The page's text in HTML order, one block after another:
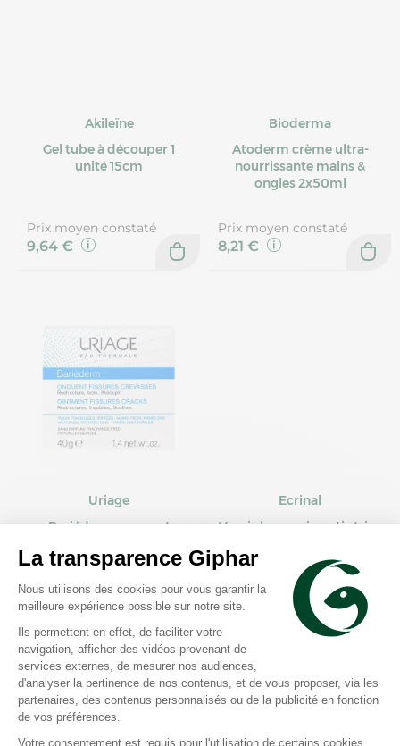
Akileïne
Gel tube à découper 1
unité 15cm
Prix moyen constaté
9,64 €
Bioderma
Atoderm crème ultra-
nourrissante mains &
ongles 2x50ml
Prix moyen constaté
8,21 €
Uriage
Bariéderm onguent
Prix moyen constaté
15,71 €
Ecrinal
Vernis base soin anti stries
Prix moyen constaté
8,55 €